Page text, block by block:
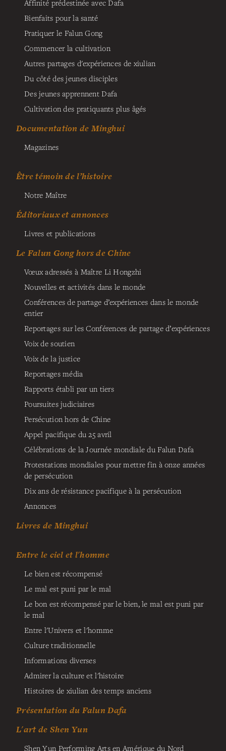
Affinité prédestinée avec Dafa
Bienfaits pour la santé
Pratiquer le Falun Gong
Commencer la cultivation
Autres partages d'expériences de xiulian
Du côté des jeunes disciples
Des jeunes apprennent Dafa
Cultivation des pratiquants plus âgés
Documentation de Minghui
Magazines
Être témoin de l’histoire
Notre Maître
Éditoriaux et annonces
Livres et publications
Le Falun Gong hors de Chine
Vœux adressés à Maître Li Hongzhi
Nouvelles et activités dans le monde
Conférences de partage d’expériences dans le monde
entier
Reportages sur les Conférences de partage d’expériences
Voix de soutien
Voix de la justice
Reportages média
Rapports établi par un tiers
Poursuites judiciaires
Persécution hors de Chine
Appel pacifique du 25 avril
Célébrations de la Journée mondiale du Falun Dafa
Protestations mondiales pour mettre fin à onze années
de persécution
Dix ans de résistance pacifique à la persécution
Annonces
Livres de Minghui
Entre le ciel et l'homme
Le bien est récompensé
Le mal est puni par le mal
Le bon est récompensé par le bien, le mal est puni par
le mal
Entre l'Univers et l'homme
Culture traditionnelle
Informations diverses
Admirer la culture et l'histoire
Histoires de xiulian des temps anciens
Présentation du Falun Dafa
L'art de Shen Yun
Shen Yun Performing Arts en Amérique du Nord